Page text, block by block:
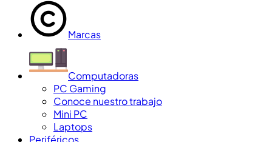
Marcas
Computadoras
PC Gaming
Conoce nuestro trabajo
Mini PC
Laptops
Periféricos